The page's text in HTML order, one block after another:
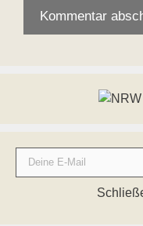
Deine E-Mail